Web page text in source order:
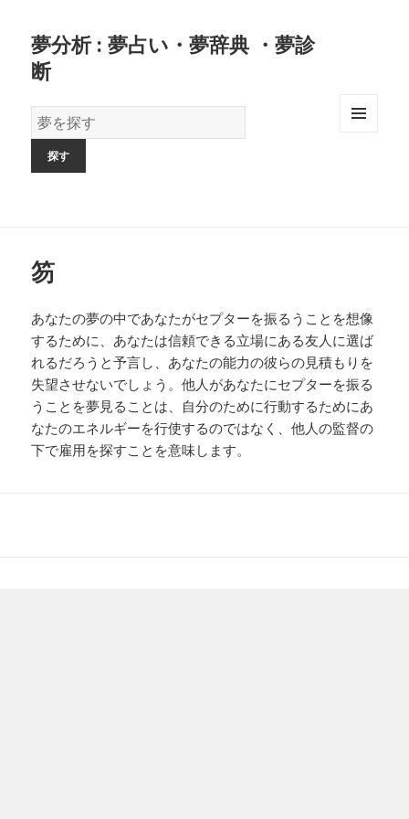
夢分析 : 夢占い・夢辞典 ・夢診
断
夢
の
笏
あなたの夢の中であなたがセプターを振るうことを想像
するために、あなたは信頼できる立場にある友人に選ば
れるだろうと予言し、あなたの能力の彼らの見積もりを
失望させないでしょう。他人があなたにセプターを振る
うことを夢見ることは、自分のために行動するためにあ
なたのエネルギーを行使するのではなく、他人の監督の
下で雇用を探すことを意味します。